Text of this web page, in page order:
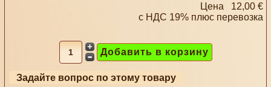
Цена
12,00 €
с НДС 19% плюс перевозка
Задайте вопрос по этому товару